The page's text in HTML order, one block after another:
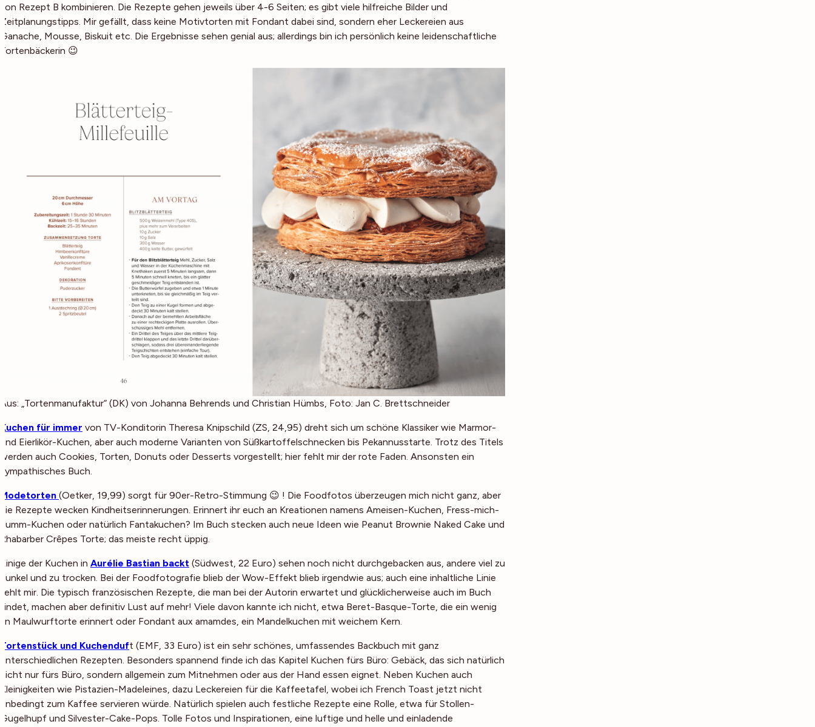
von Rezept B kombinieren. Die Rezepte gehen jeweils über 4-6 Seiten; es gibt viele hilfreiche Bilder und
Zeitplanungstipps. Mir gefällt, dass keine Motivtorten mit Fondant dabei sind, sondern eher Leckereien aus
Ganache, Mousse, Biskuit etc. Die Ergebnisse sehen genial aus; allerdings bin ich persönlich keine leidenschaftliche
Tortenbäckerin 😉
Aus: „Tortenmanufaktur“ (DK) von Johanna Behrends und Christian Hümbs, Foto: Jan C. Brettschneider
Kuchen für immer von TV-Konditorin Theresa Knipschild (ZS, 24,95) dreht sich um schöne Klassiker wie Marmor-
und Eierlikör-Kuchen, aber auch moderne Varianten von Süßkartoffelschnecken bis Pekannusstarte. Trotz des Titels
werden auch Cookies, Torten, Donuts oder Desserts vorgestellt; hier fehlt mir der rote Faden. Ansonsten ein
sympathisches Buch.
Modetorten (Oetker, 19,99) sorgt für 90er-Retro-Stimmung 😉 ! Die Foodfotos überzeugen mich nicht ganz, aber
die Rezepte wecken Kindheitserinnerungen. Erinnert ihr euch an Kreationen namens Ameisen-Kuchen, Fress-mich-
dumm-Kuchen oder natürlich Fantakuchen? Im Buch stecken auch neue Ideen wie Peanut Brownie Naked Cake und
Rhabarber Crêpes Torte; das meiste recht üppig.
Einige der Kuchen in Aurélie Bastian backt (Südwest, 22 Euro) sehen noch nicht durchgebacken aus, andere viel zu
dunkel und zu trocken. Bei der Foodfotografie blieb der Wow-Effekt blieb irgendwie aus; auch eine inhaltliche Linie
fehlt mir. Die typisch französischen Rezepte, die man bei der Autorin erwartet und glücklicherweise auch im Buch
findet, machen aber definitiv Lust auf mehr! Viele davon kannte ich nicht, etwa Beret-Basque-Torte, die ein wenig
an Maulwurftorte erinnert oder Fondant aux amamdes, ein Mandelkuchen mit weichem Kern.
Tortenstück und Kuchenduft (EMF, 33 Euro) ist ein sehr schönes, umfassendes Backbuch mit ganz
unterschiedlichen Rezepten. Besonders spannend finde ich das Kapitel Kuchen fürs Büro: Gebäck, das sich natürlich
nicht nur fürs Büro, sondern allgemein zum Mitnehmen oder aus der Hand essen eignet. Neben Kuchen auch
Kleinigkeiten wie Pistazien-Madeleines, dazu Leckereien für die Kaffeetafel, wobei ich French Toast jetzt nicht
unbedingt zum Kaffee servieren würde. Natürlich spielen auch festliche Rezepte eine Rolle, etwa für Stollen-
Gugelhupf und Silvester-Cake-Pops. Tolle Fotos und Inspirationen, eine luftige und helle und einladende